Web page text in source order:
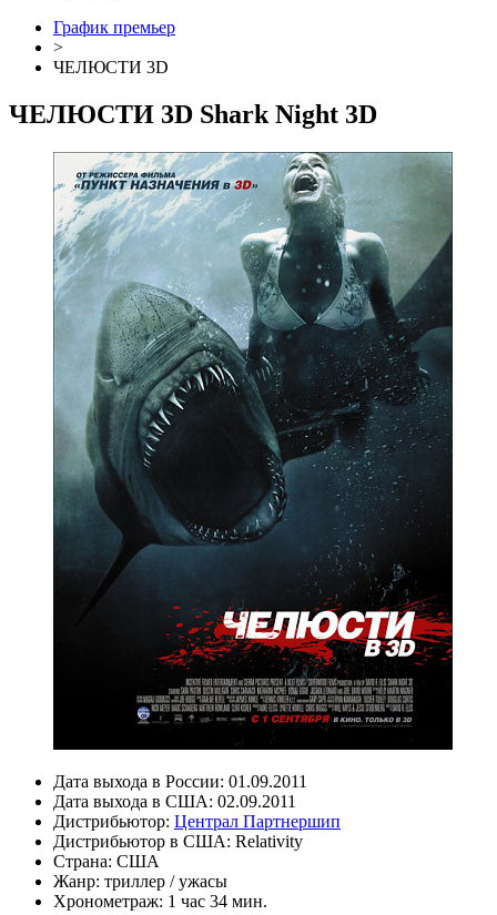
График премьер
>
ЧЕЛЮСТИ 3D
ЧЕЛЮСТИ 3D Shark Night 3D
Дата выхода в России: 01.09.2011
Дата выхода в США: 02.09.2011
Дистрибьютор: Централ Партнершип
Дистрибьютор в США: Relativity
Страна: США
Жанр: триллер /ужасы
Хронометраж: 1 час 34 мин.